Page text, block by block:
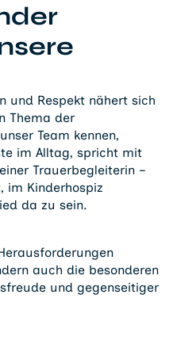
und Respekt nähert sich
Thema der
Team kennen,
im Alltag, spricht mit
Trauerbegleiterin –
im Kinderhospiz
da zu sein.
auch die besonderen
und gegenseitiger